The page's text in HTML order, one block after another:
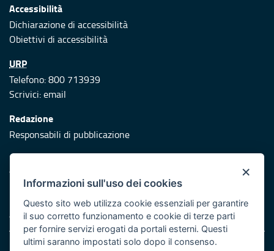
Accessibilità
Dichiarazione di accessibilità
Obiettivi di accessibilità
URP
Telefono: 800 713939
Scrivici:email
Redazione
Responsabili di pubblicazione
Protezione civile
Vai al sito di Protezione Civile Puglia
Iniziativa finanziata con risorse del POR Puglia 2014/2020 -
Asse XI
Note legali
×
Informazioni sull'uso dei cookies
Questo sito web utilizza cookie essenziali per garantire
il suo corretto funzionamento e cookie di terze parti
per fornire servizi erogati da portali esterni. Questi
ultimi saranno impostati solo dopo il consenso.